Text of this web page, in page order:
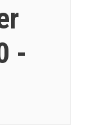
-